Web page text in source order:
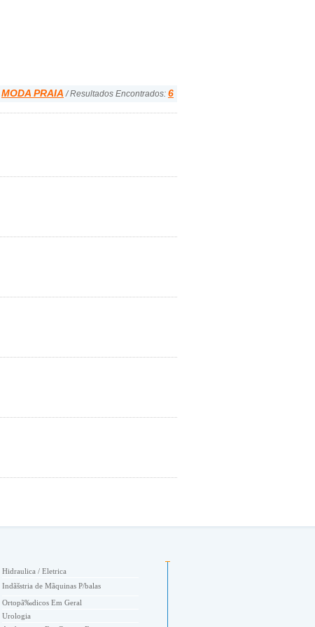
MODA PRAIA / Resultados Encontrados: 6
Hidraulica / Eletrica
Indãšstria de Mãquinas P/balas
Ortopã‰dicos Em Geral
Urologia